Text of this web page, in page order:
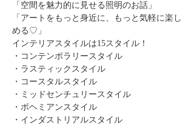
「空間を魅力的に見せる照明のお話」
「アートをもっと身近に、もっと気軽に楽し
める♡」
インテリアスタイルは15スタイル！
・コンテンポラリースタイル
・ラスティックスタイル
・コースタルスタイル
・ミッドセンチュリースタイル
・ボヘミアンスタイル
・インダストリアルスタイル